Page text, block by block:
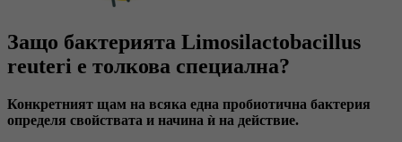
Защо бактерията Limosilactobacillus
reuteri е толкова специална?
Конкретният щам на всяка една пробиотична бактерия
определя свойствата и начина ѝ на действие.